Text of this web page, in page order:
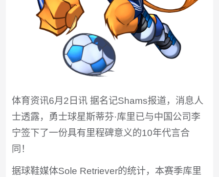
体育资讯6月2日讯 据名记Shams报道，消息人
士透露，勇士球星斯蒂芬·库里已与中国公司李
宁签下了一份具有里程碑意义的10年代言合
同！
据球鞋媒体Sole Retriever的统计，本赛季库里